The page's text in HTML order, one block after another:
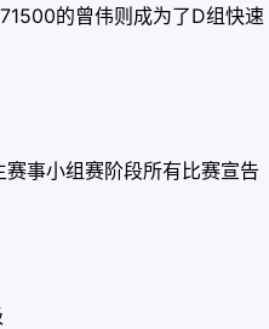
的曾伟则成为了D组快速
事小组赛阶段所有比赛宣告